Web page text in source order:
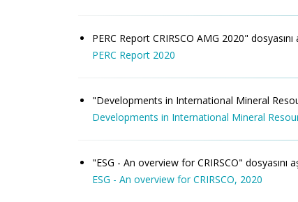
PERC Report CRIRSCO AMG 2020"
PERC Report 2020
"Developments in International Mineral
Developments in International Mineral
"ESG - An overview for CRIRSCO" dosyasını
ESG - An overview for CRIRSCO, 2020